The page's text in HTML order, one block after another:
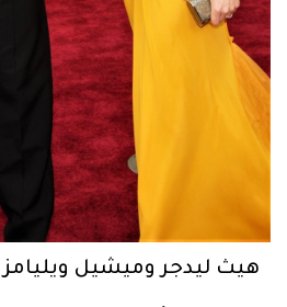
هيث ليدجر وميشيل ويليامز 2006